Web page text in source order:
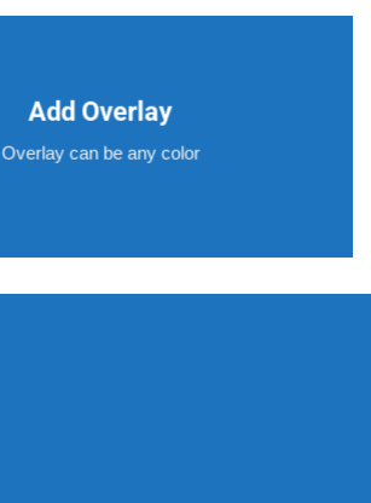
Add Overlay
Overlay can be any color